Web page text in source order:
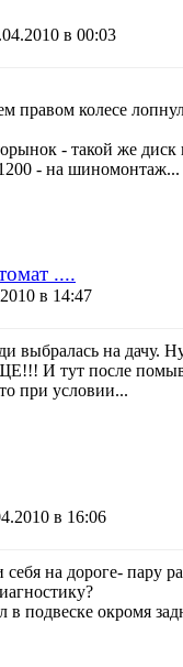
в 00:03
правом колесе
- такой же
- на шиномонтаж...
....
в 14:47
выбралась на дачу.
И тут после
при условии...
в 16:06
себя на дороге- пару
в подвеске окромя